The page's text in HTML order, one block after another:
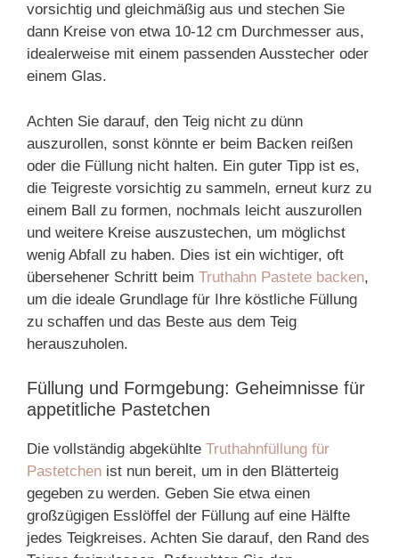
vorsichtig und gleichmäßig aus und stechen Sie
dann Kreise von etwa 10-12 cm Durchmesser aus,
idealerweise mit einem passenden Ausstecher oder
einem Glas.
Achten Sie darauf, den Teig nicht zu dünn
auszurollen, sonst könnte er beim Backen reißen
oder die Füllung nicht halten. Ein guter Tipp ist es,
die Teigreste vorsichtig zu sammeln, erneut kurz zu
einem Ball zu formen, nochmals leicht auszurollen
und weitere Kreise auszustechen, um möglichst
wenig Abfall zu haben. Dies ist ein wichtiger, oft
übersehener Schritt beim Truthahn Pastete backen,
um die ideale Grundlage für Ihre köstliche Füllung
zu schaffen und das Beste aus dem Teig
herauszuholen.
Füllung und Formgebung: Geheimnisse für
appetitliche Pastetchen
Die vollständig abgekühlte Truthahnfüllung für
Pastetchen ist nun bereit, um in den Blätterteig
gegeben zu werden. Geben Sie etwa einen
großzügigen Esslöffel der Füllung auf eine Hälfte
jedes Teigkreises. Achten Sie darauf, den Rand des